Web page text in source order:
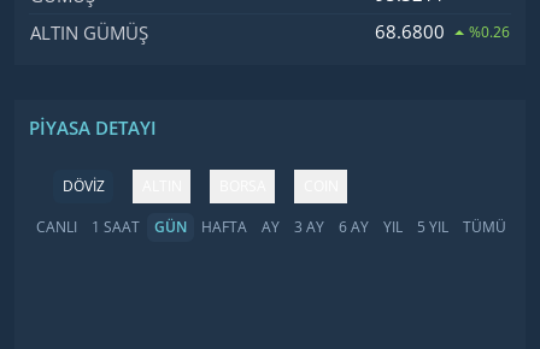
ALTIN GÜMÜŞ 68.6800 %0.26
PIYASA DETAYI
DÖVİZ
CANLI
1 SAAT GÜN HAFTA AY 3 AY 6 AY YIL 5 YIL TÜMÜ